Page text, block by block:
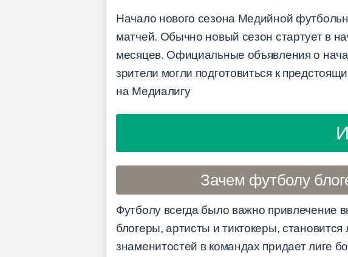
Начало нового сезона Медийной
матчей. Обычно новый сезон стартует в
месяцев. Официальные объявления о
зрители могли подготовиться к
на Медиалигу
Зачем футболу
Футболу всегда было важно привлечение
блогеры, артисты и тиктокеры,
знаменитостей в командах придает лиге